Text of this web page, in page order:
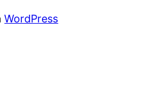
WordPress